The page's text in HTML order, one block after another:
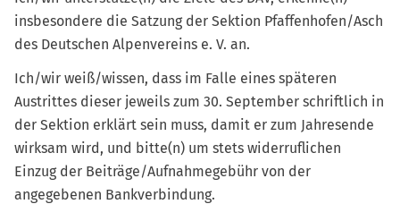
insbesondere die Satzung der Sektion Pfaffenhofen/Asch
des Deutschen Alpenvereins e. V. an.
Ich/wir weiß/wissen, dass im Falle eines späteren
Austrittes dieser jeweils zum 30. September schriftlich in
der Sektion erklärt sein muss, damit er zum Jahresende
wirksam wird, und bitte(n) um stets widerruflichen
Einzug der Beiträge/Aufnahmegebühr von der
angegebenen Bankverbindung.